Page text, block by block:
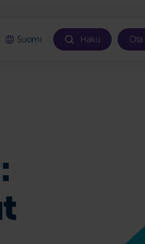
Suomi Haku Ota